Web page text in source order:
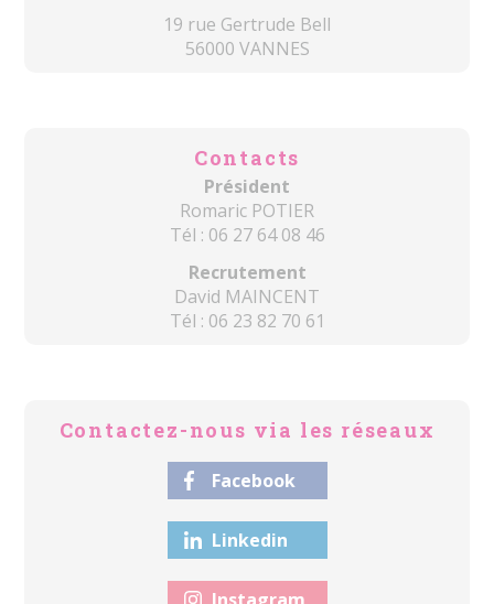
19 rue Gertrude Bell
56000 VANNES
Contacts
Président
Romaric POTIER
Tél : 06 27 64 08 46
Recrutement
David MAINCENT
Tél : 06 23 82 70 61
Contactez-nous via les réseaux
Facebook
Linkedin